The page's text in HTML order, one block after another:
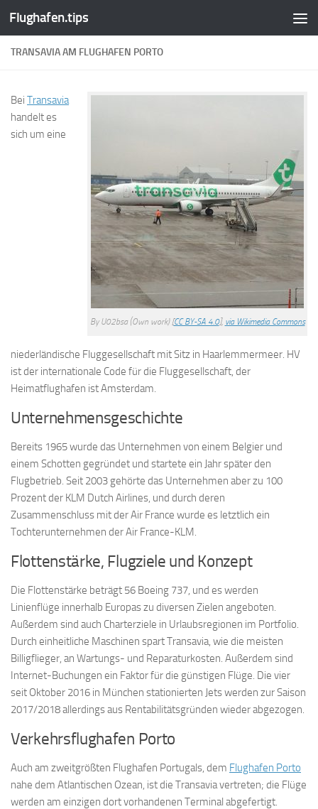
Zum Inhalt springen
Flughafen.tips
TRANSAVIA AM FLUGHAFEN PORTO
By U02bsa (Own work) [CC BY-SA 4.0], via Wikimedia Commons
Bei Transavia
handelt es
sich um eine
niederländische Fluggesellschaft mit Sitz in Haarlemmermeer. HV
ist der internationale Code für die Fluggesellschaft, der
Heimatflughafen ist Amsterdam.
Unternehmensgeschichte
Bereits 1965 wurde das Unternehmen von einem Belgier und
einem Schotten gegründet und startete ein Jahr später den
Flugbetrieb. Seit 2003 gehörte das Unternehmen aber zu 100
Prozent der KLM Dutch Airlines, und durch deren
Zusammenschluss mit der Air France wurde es letztlich ein
Tochterunternehmen der Air France-KLM.
Flottenstärke, Flugziele und Konzept
Die Flottenstärke beträgt 56 Boeing 737, und es werden
Linienflüge innerhalb Europas zu diversen Zielen angeboten.
Außerdem sind auch Charterziele in Urlaubsregionen im Portfolio.
Durch einheitliche Maschinen spart Transavia, wie die meisten
Billigflieger, an Wartungs- und Reparaturkosten. Außerdem sind
Internet-Buchungen ein Faktor für die günstigen Flüge. Die vier
seit Oktober 2016 in München stationierten Jets werden zur Saison
2017/2018 allerdings aus Rentabilitätsgründen wieder abgezogen.
Verkehrsflughafen Porto
Auch am zweitgrößten Flughafen Portugals, dem Flughafen Porto
nahe dem Atlantischen Ozean, ist die Transavia vertreten; die Flüge
werden am einzigen dort vorhandenen Terminal abgefertigt.